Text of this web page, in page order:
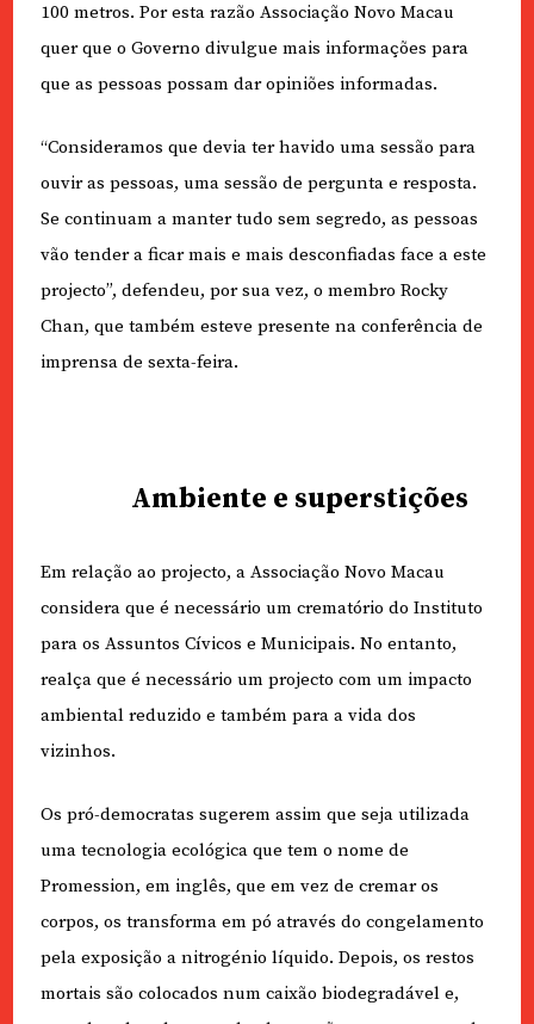
100 metros. Por esta razão Associação Novo Macau
quer que o Governo divulgue mais informações para
que as pessoas possam dar opiniões informadas.
“Consideramos que devia ter havido uma sessão para
ouvir as pessoas, uma sessão de pergunta e resposta.
Se continuam a manter tudo sem segredo, as pessoas
vão tender a ficar mais e mais desconfiadas face a este
projecto”, defendeu, por sua vez, o membro Rocky
Chan, que também esteve presente na conferência de
imprensa de sexta-feira.
Ambiente e superstições
Em relação ao projecto, a Associação Novo Macau
considera que é necessário um crematório do Instituto
para os Assuntos Cívicos e Municipais. No entanto,
realça que é necessário um projecto com um impacto
ambiental reduzido e também para a vida dos
vizinhos.
Os pró-democratas sugerem assim que seja utilizada
uma tecnologia ecológica que tem o nome de
Promession, em inglês, que em vez de cremar os
corpos, os transforma em pó através do congelamento
pela exposição a nitrogénio líquido. Depois, os restos
mortais são colocados num caixão biodegradável e,